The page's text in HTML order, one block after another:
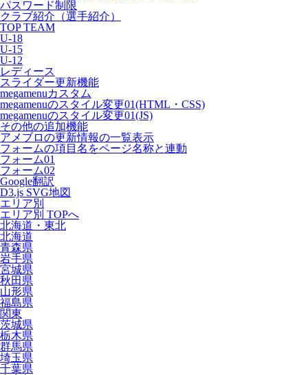
パスワード制限
クラブ紹介（選手紹介）
TOP TEAM
U-18
U-15
U-12
レディース
スライダー更新機能
megamenuカスタム
megamenuのスタイル変更01(HTML・CSS)
megamenuのスタイル変更01(JS)
その他の追加機能
アメブロの更新情報の一覧表示
フォームの項目名をページ名称と連動
フォーム01
フォーム02
Google翻訳
D3.js SVG地図
エリア別
エリア別 TOPへ
北海道・東北
北海道
青森県
岩手県
宮城県
秋田県
山形県
福島県
関東
茨城県
栃木県
群馬県
埼玉県
千葉県